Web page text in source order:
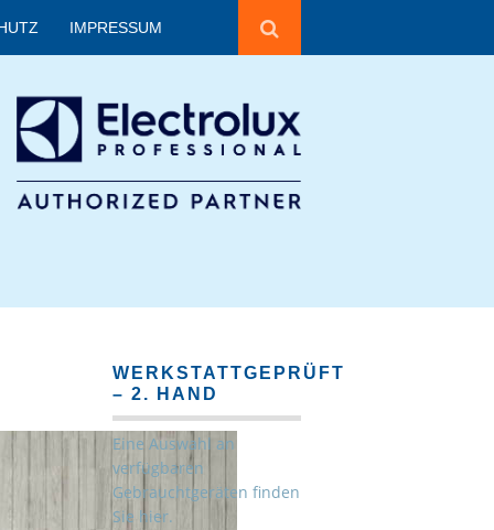
IMPRESSUM
WERKSTATTGEPRÜFT
– 2. HAND
Eine Auswahl an
verfügbaren
Gebrauchtgeräten finden
Sie hier.